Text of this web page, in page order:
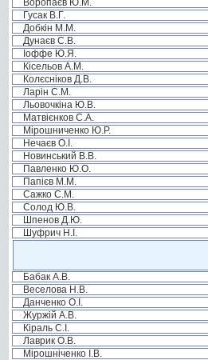
Воропаєв Ю.М.
Гусак В.Г.
Добкін М.М.
Дунаєв С.В.
Іоффе Ю.Я.
Кісельов А.М.
Колєсніков Д.В.
Ларін С.М.
Льовочкіна Ю.В.
Матвієнков С.А.
Мірошниченко Ю.Р.
Нечаєв О.І.
Новинський В.В.
Павленко Ю.О.
Папієв М.М.
Сажко С.М.
Солод Ю.В.
Шпенов Д.Ю.
Шуфрич Н.І.
Бабак А.В.
Веселова Н.В.
Данченко О.І.
Журжій А.В.
Кіраль С.І.
Лаврик О.В.
Мірошніченко І.В.